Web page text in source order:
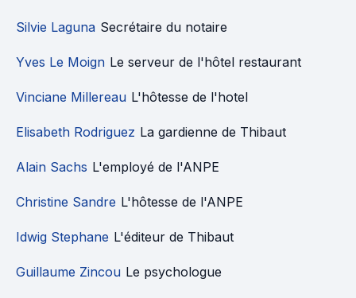
Silvie Laguna Secrétaire du notaire
Yves Le Moign Le serveur de l'hôtel restaurant
Vinciane Millereau L'hôtesse de l'hotel
Elisabeth Rodriguez La gardienne de Thibaut
Alain Sachs L'employé de l'ANPE
Christine Sandre L'hôtesse de l'ANPE
Idwig Stephane L'éditeur de Thibaut
Guillaume Zincou Le psychologue